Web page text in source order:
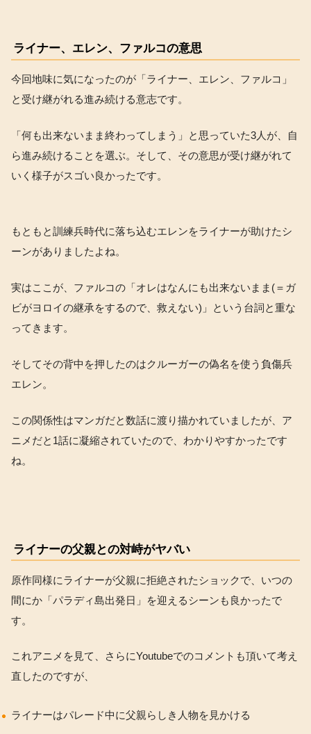
ライナー、エレン、ファルコの意思
今回地味に気になったのが「ライナー、エレン、ファルコ」
と受け継がれる進み続ける意志です。
「何も出来ないまま終わってしまう」と思っていた3人が、自
ら進み続けることを選ぶ。そして、その意思が受け継がれて
いく様子がスゴい良かったです。
もともと訓練兵時代に落ち込むエレンをライナーが助けたシ
ーンがありましたよね。
実はここが、ファルコの「オレはなんにも出来ないまま(＝ガ
ビがヨロイの継承をするので、救えない)」という台詞と重な
ってきます。
そしてその背中を押したのはクルーガーの偽名を使う負傷兵
エレン。
この関係性はマンガだと数話に渡り描かれていましたが、ア
ニメだと1話に凝縮されていたので、わかりやすかったです
ね。
ライナーの父親との対峙がヤバい
原作同様にライナーが父親に拒絶されたショックで、いつの
間にか「パラディ島出発日」を迎えるシーンも良かったで
す。
これアニメを見て、さらにYoutubeでのコメントも頂いて考え
直したのですが、
ライナーはパレード中に父親らしき人物を見かける